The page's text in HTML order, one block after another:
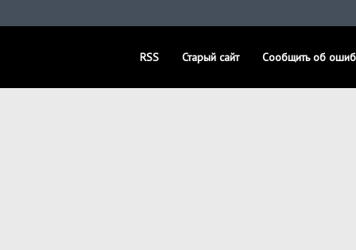
RSS Старый сайт Сообщить об